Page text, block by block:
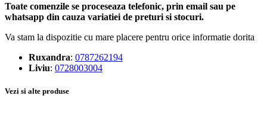
Toate comenzile se proceseaza telefonic, prin email sau pe
whatsapp din cauza variatiei de preturi si stocuri.
Va stam la dispozitie cu mare placere pentru orice informatie dorita
Ruxandra: 0787262194
Liviu: 0728003004
Vezi si alte produse